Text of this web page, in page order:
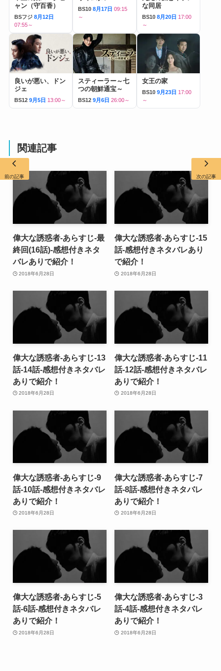
ャン（守百香）
BSフジ 8月12日
07:55～
BS10 8月17日 09:15
～
な同居
BS10 8月20日 17:00
～
良いが悪い、ドン
ジェ
BS12 9月5日 13:00～
スティーラー～七
つの朝鮮通宝～
BS12 9月6日 26:00～
女王の家
BS10 9月23日 17:00
～
関連記事
偉大な誘惑者-あらすじ-最
終回(16話)-感想付きネタ
バレありで紹介！
2018年6月28日
偉大な誘惑者-あらすじ-15
話-感想付きネタバレあり
で紹介！
2018年6月28日
偉大な誘惑者-あらすじ-13
話-14話-感想付きネタバレ
ありで紹介！
2018年6月28日
偉大な誘惑者-あらすじ-11
話-12話-感想付きネタバレ
ありで紹介！
2018年6月28日
偉大な誘惑者-あらすじ-9
話-10話-感想付きネタバレ
ありで紹介！
2018年6月28日
偉大な誘惑者-あらすじ-7
話-8話-感想付きネタバレ
ありで紹介！
2018年6月28日
偉大な誘惑者-あらすじ-5
話-6話-感想付きネタバレ
ありで紹介！
2018年6月28日
偉大な誘惑者-あらすじ-3
話-4話-感想付きネタバレ
ありで紹介！
2018年6月28日
前の記事 次の記事